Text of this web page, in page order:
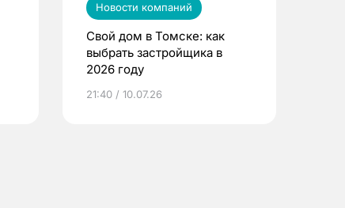
Новости компаний
Свой дом в Томске: как
выбрать застройщика в
2026 году
21:40 / 10.07.26